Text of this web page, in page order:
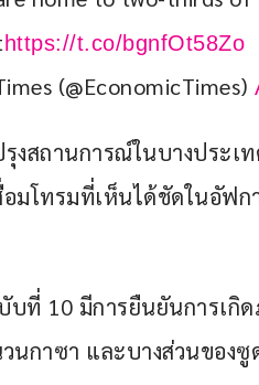
https://t.co/bgnfOt58Zo
(@EconomicTimes)
งสถานการณ์ในบางประเ
มโทรมที่เห็นได้ชัดในอัฟ
บที่ 10 มีการยืนยันการเ
นกาซา และบางส่วนของซู